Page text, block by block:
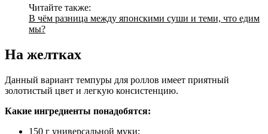
Читайте также:
В чём разница между японскими суши и теми, что едим
мы?
На желтках
Данный вариант темпуры для роллов имеет приятный
золотистый цвет и легкую консистенцию.
Какие ингредиенты понадобятся:
150 г универсальной муки;